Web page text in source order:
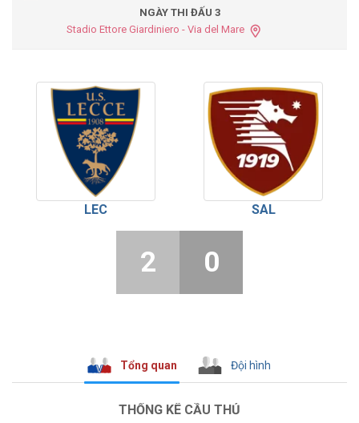
NGÀY THI ĐẤU 3
Stadio Ettore Giardiniero - Via del Mare
LEC SAL
2 0
Tổng quan Đội hình
THỐNG KÊ CẦU THỦ